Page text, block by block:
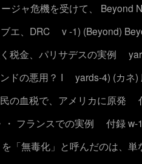
ジャ危機を受けて、 Beyond
エ、DRC
v -1) (Beyond)
税金、パリサデスの実例
ドの悪用？ I
yards-4) (カネ
の血税で、アメリカに原発
・ フランスでの実例
付録 w-
「無毒化」と呼んだのは、